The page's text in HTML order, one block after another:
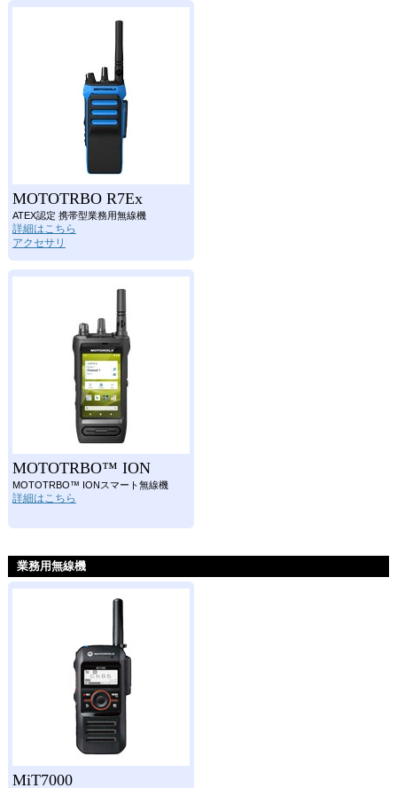
MOTOTRBO R7Ex
ATEX認定 携帯型業務用無線機
詳細はこちら
アクセサリ
MOTOTRBO™ ION
MOTOTRBO™ IONスマート無線機
詳細はこちら
業務用無線機
MiT7000